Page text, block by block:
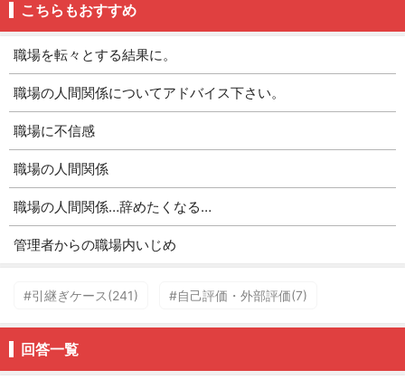
こちらもおすすめ
職場を転々とする結果に。
職場の人間関係についてアドバイス下さい。
職場に不信感
職場の人間関係
職場の人間関係…辞めたくなる…
管理者からの職場内いじめ
#引継ぎケース(241) #自己評価・外部評価(7)
回答一覧